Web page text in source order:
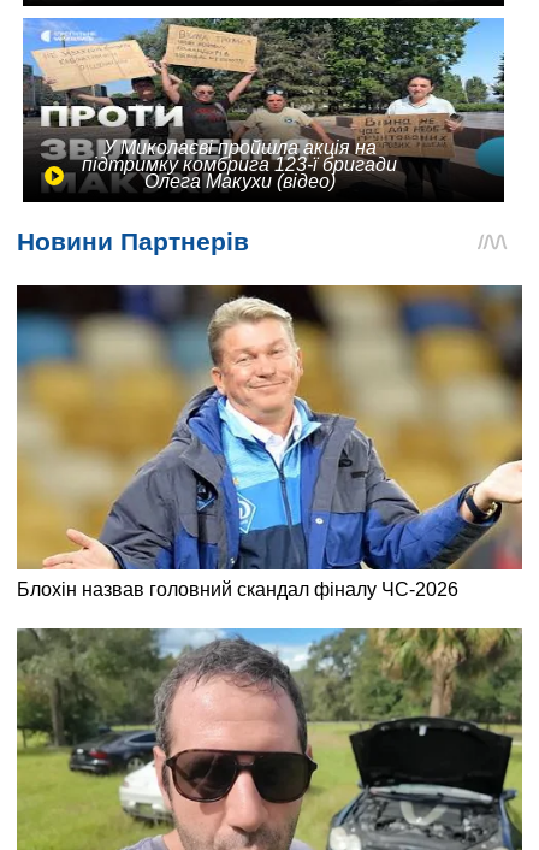
У Миколаєві пройшла акція на
підтримку комбрига 123-ї бригади
Олега Макухи (відео)